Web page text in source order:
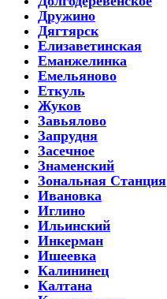
Дружино
Дягтярск
Елизаветинская
Еманжелинка
Емельяново
Еткуль
Жуков
Завьялово
Запрудня
Засечное
Знаменский
Зональная Станция
Ивановка
Иглино
Ильинский
Инкерман
Ишеевка
Калининец
Калтана